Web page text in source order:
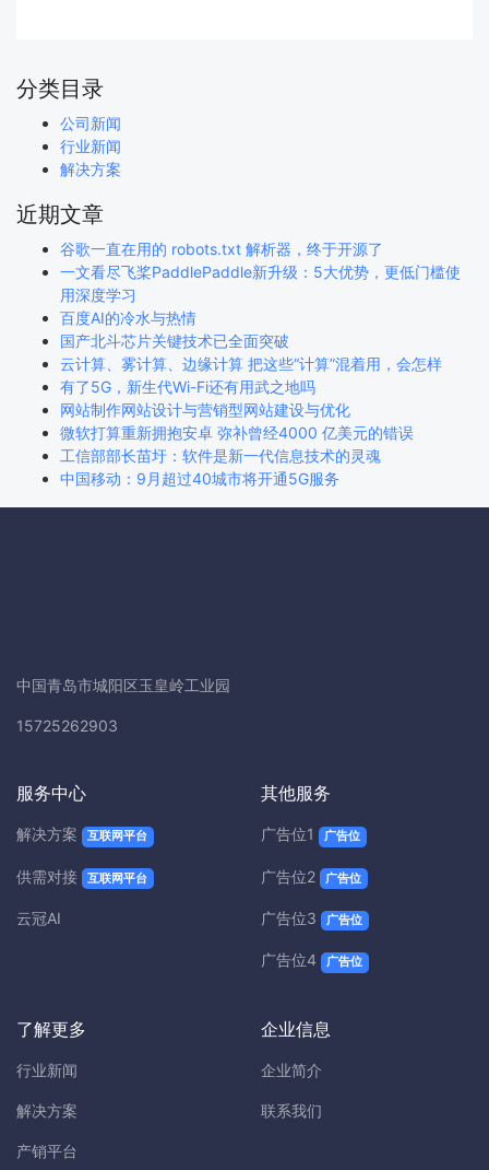
分类目录
公司新闻
行业新闻
解决方案
近期文章
谷歌一直在用的 robots.txt 解析器，终于开源了
一文看尽飞桨PaddlePaddle新升级：5大优势，更低门槛使
用深度学习
百度AI的冷水与热情
国产北斗芯片关键技术已全面突破
云计算、雾计算、边缘计算 把这些“计算”混着用，会怎样
有了5G，新生代Wi-Fi还有用武之地吗
网站制作网站设计与营销型网站建设与优化
微软打算重新拥抱安卓 弥补曾经4000 亿美元的错误
工信部部长苗圩：软件是新一代信息技术的灵魂
中国移动：9月超过40城市将开通5G服务
中国青岛市城阳区玉皇岭工业园
15725262903
服务中心
解决方案 互联网平台
供需对接 互联网平台
云冠AI
其他服务
广告位1 广告位
广告位2 广告位
广告位3 广告位
广告位4 广告位
了解更多
行业新闻
解决方案
产销平台
企业信息
企业简介
联系我们